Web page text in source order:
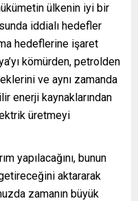
ülkenin iyi bir
iddialı hedefler
hedeflerine işaret
kömürden, petrolden
ve aynı zamanda
enerji kaynaklarından
üretmeyi
yapılacağını, bunun
aktararak
zamanın büyük